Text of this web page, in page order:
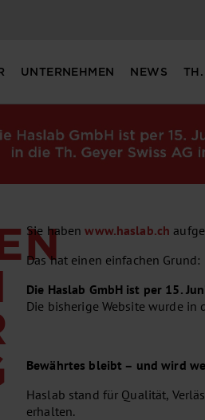
UNTERNEHMEN NEWS
Sie habenwww.haslab.ch
Das hat einen einfachen Grund:
Die Haslab GmbH ist per 15.
Die bisherige Website wurde
Bewährtes bleibt – und wird
Haslab stand für Qualität,
erhalten.